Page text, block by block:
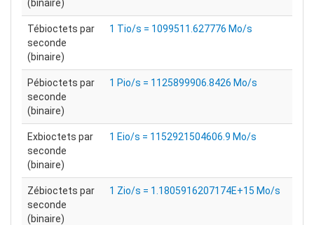
(binaire)
Tébioctets par
seconde
(binaire)
1 Tio/s = 1099511.627776 Mo/s
Pébioctets par
seconde
(binaire)
1 Pio/s = 1125899906.8426 Mo/s
Exbioctets par
seconde
(binaire)
1 Eio/s = 1152921504606.9 Mo/s
Zébioctets par
seconde
(binaire)
1 Zio/s = 1.1805916207174E+15 Mo/s